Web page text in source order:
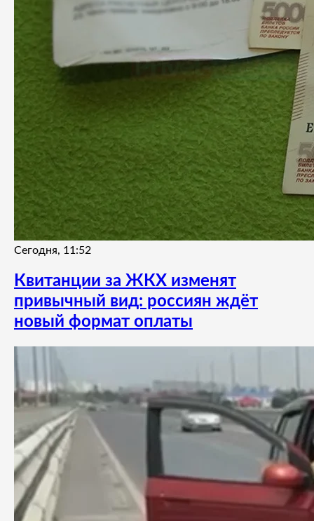
Сегодня, 11:52
Квитанции за ЖКХ изменят
привычный вид: россиян ждёт
новый формат оплаты